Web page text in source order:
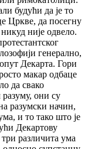
будући да је то
Цркве, да посегну
није одвело.
генерално,
Декарта. Гори
макар одбаце
да свако
они су
разумски начин,
и то тако што је
Декартову
различита ума